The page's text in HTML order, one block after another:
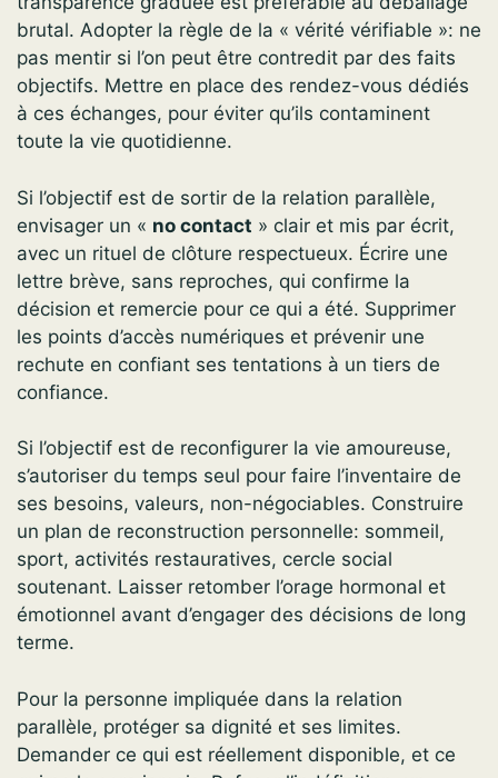
brutal. Adopter la règle de la « vérité vérifiable »: ne
pas mentir si l’on peut être contredit par des faits
objectifs. Mettre en place des rendez-vous dédiés
à ces échanges, pour éviter qu’ils contaminent
toute la vie quotidienne.
Si l’objectif est de sortir de la relation parallèle,
envisager un « no contact » clair et mis par écrit,
avec un rituel de clôture respectueux. Écrire une
lettre brève, sans reproches, qui confirme la
décision et remercie pour ce qui a été. Supprimer
les points d’accès numériques et prévenir une
rechute en confiant ses tentations à un tiers de
confiance.
Si l’objectif est de reconfigurer la vie amoureuse,
s’autoriser du temps seul pour faire l’inventaire de
ses besoins, valeurs, non-négociables. Construire
un plan de reconstruction personnelle: sommeil,
sport, activités restauratives, cercle social
soutenant. Laisser retomber l’orage hormonal et
émotionnel avant d’engager des décisions de long
terme.
Pour la personne impliquée dans la relation
parallèle, protéger sa dignité et ses limites.
Demander ce qui est réellement disponible, et ce